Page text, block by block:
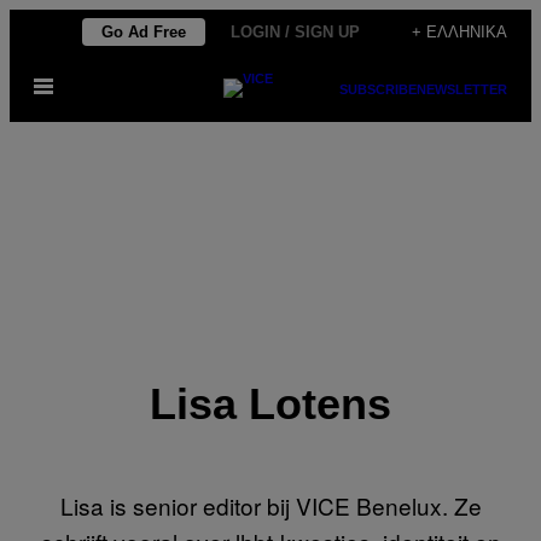
Μετάβαση
περιεχόμενο
Go Ad Free LOGIN / SIGN UP + ΕΛΛΗΝΙΚΆ
Ανοίξτε
μενού
SUBSCRIBENEWSLETTER
Lisa Lotens
Lisa is senior editor bij VICE Benelux. Ze